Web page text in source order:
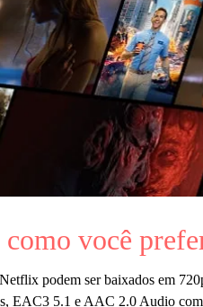
como você
podem ser baixados em
EAC3 5.1 e AAC 2.0 Audio